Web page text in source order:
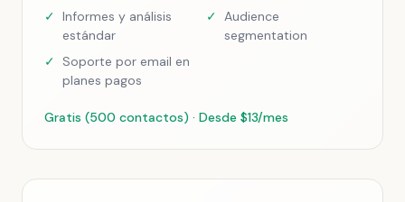
✓ Informes y análisis
estándar
✓ Audience
segmentation
✓
Soporte por email en
planes pagos
Gratis (500 contactos) · Desde $13/mes